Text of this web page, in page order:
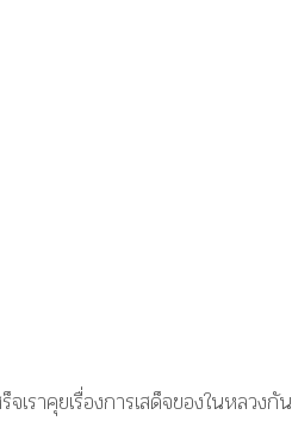
ราคุยเรื่องการเสด็จของในหลวงกัน